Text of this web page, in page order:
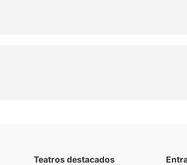
Teatros destacados